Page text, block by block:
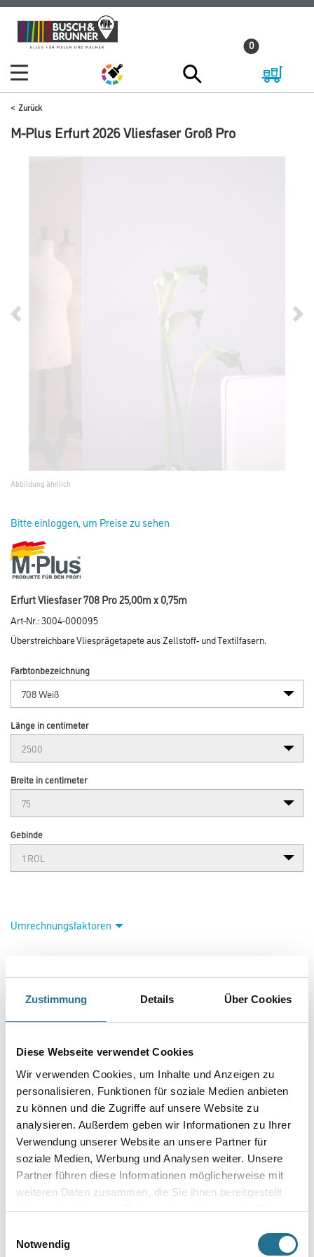
Zustimmung Details Über Cookies
Diese Webseite verwendet Cookies
Wir verwenden Cookies, um Inhalte und Anzeigen zu
personalisieren, Funktionen für soziale Medien anbieten
zu können und die Zugriffe auf unsere Website zu
analysieren. Außerdem geben wir Informationen zu Ihrer
Verwendung unserer Website an unsere Partner für
soziale Medien, Werbung und Analysen weiter. Unsere
Partner führen diese Informationen möglicherweise mit
weiteren Daten zusammen, die Sie ihnen bereitgestellt
haben oder die sie im Rahmen Ihrer Nutzung der Dienste
Notwendig
Zum
Inhalt
Zum
Navigationsmenü
0
Zurück
M-Plus Erfurt 2026 Vliesfaser Groß Pro
Abbildung ähnlich
Bitte einloggen, um Preise zu sehen
Erfurt Vliesfaser 708 Pro 25,00m x 0,75m
Art-Nr.:3004-000095
Überstreichbare Vliesprägetapete aus Zellstoff- und Textilfasern.
Farbtonbezeichnung
Länge in centimeter
Breite in centimeter
Gebinde
Umrechnungsfaktoren
VIELLEICHT GEFÄLLT IHNEN AUCH...
gr MPV20
Klebkraft 5,0 kg Universal